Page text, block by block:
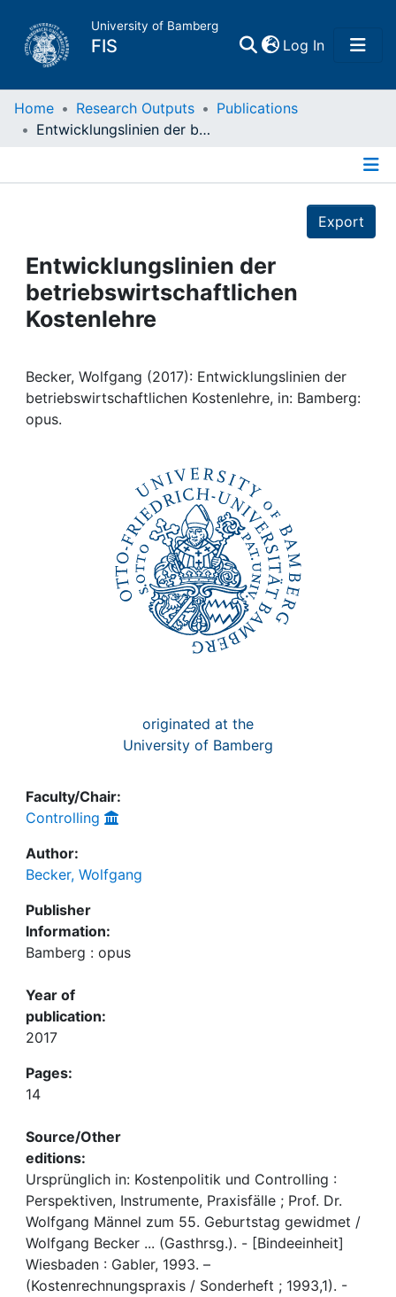
University of Bamberg
FIS Log In(current)
Home
Projects
People
Awards
Home Research Outputs
Publications
Entwicklungslinien der betriebswirtschaftlichen Kostenlehre
Export
Entwicklungslinien der
betriebswirtschaftlichen
Kostenlehre
Becker, Wolfgang (2017): Entwicklungslinien der
betriebswirtschaftlichen Kostenlehre, in: Bamberg:
opus.
originated at the
University of Bamberg
Faculty/Chair:
Controlling
Author:
Becker, Wolfgang
Publisher
Information:
Bamberg : opus
Year of
publication:
2017
Pages:
14
Source/Other
editions:
Ursprünglich in: Kostenpolitik und Controlling :
Perspektiven, Instrumente, Praxisfälle ; Prof. Dr.
Wolfgang Männel zum 55. Geburtstag gewidmet /
Wolfgang Becker ... (Gasthrsg.). - [Bindeeinheit]
Wiesbaden : Gabler, 1993. –
(Kostenrechnungspraxis / Sonderheft ; 1993,1). -